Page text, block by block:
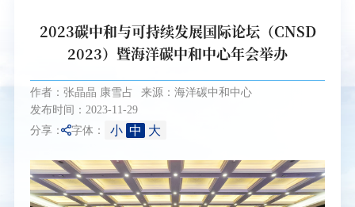
2023碳中和与可持续发展国际论坛（CNSD
2023）暨海洋碳中和中心年会举办
作者：张晶晶 康雪占
来源：海洋碳中和中心
发布时间：2023-11-29
分享： 字体： 小 中 大